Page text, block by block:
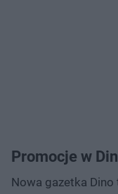
Promocje w
Nowa gazetka